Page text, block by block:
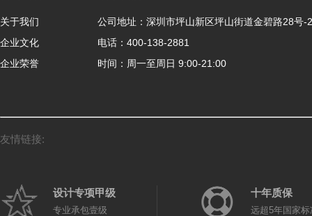
关于我们
企业文化
企业荣誉
公司地址：深圳市坪山新区坪山街道金碧路28号-2
电话：400-138-2881
时间：周一至周日 9:00-21:00
友情链接:
设计专项甲级
专业承包壹级
十年质保
远超5年国家标